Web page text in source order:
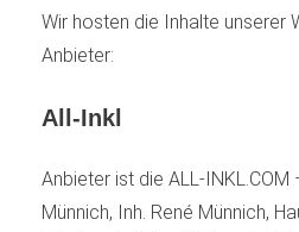
Wir hosten die Inhalte unserer
Anbieter:
All-Inkl
Anbieter ist die ALL-INKL.COM
Münnich, Inh. René Münnich,